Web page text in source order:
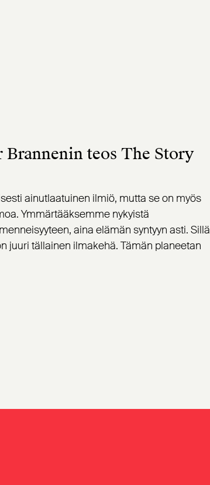
teos The Story
ainutlaatuinen ilmiö, mutta se on myös
Ymmärtääksemme nykyistä
aina elämän syntyyn asti. Sillä
juuri tällainen ilmakehä. Tämän planeetan